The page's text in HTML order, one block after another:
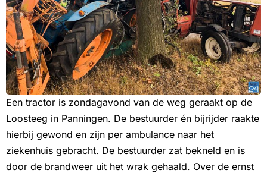
Een tractor is zondagavond van de weg geraakt op de
Loosteeg in Panningen. De bestuurder én bijrijder raakte
hierbij gewond en zijn per ambulance naar het
ziekenhuis gebracht. De bestuurder zat bekneld en is
door de brandweer uit het wrak gehaald. Over de ernst